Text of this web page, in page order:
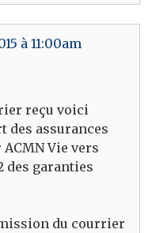
à 11:00am
reçu voici
des assurances
Vie vers
des garanties
du courrier